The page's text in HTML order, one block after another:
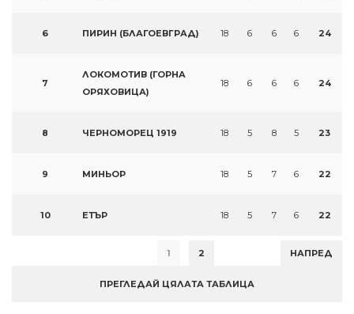
6 ПИРИН (БЛАГОЕВГРАД) 18 6 6 6 24
7
ЛОКОМОТИВ (ГОРНА
ОРЯХОВИЦА)
18 6 6 6 24
8 ЧЕРНОМОРЕЦ 1919 18 5 8 5 23
9 МИНЬОР 18 5 7 6 22
10 ЕТЪР 18 5 7 6 22
1 2 НАПРЕД
ПРЕГЛЕДАЙ ЦЯЛАТА ТАБЛИЦА